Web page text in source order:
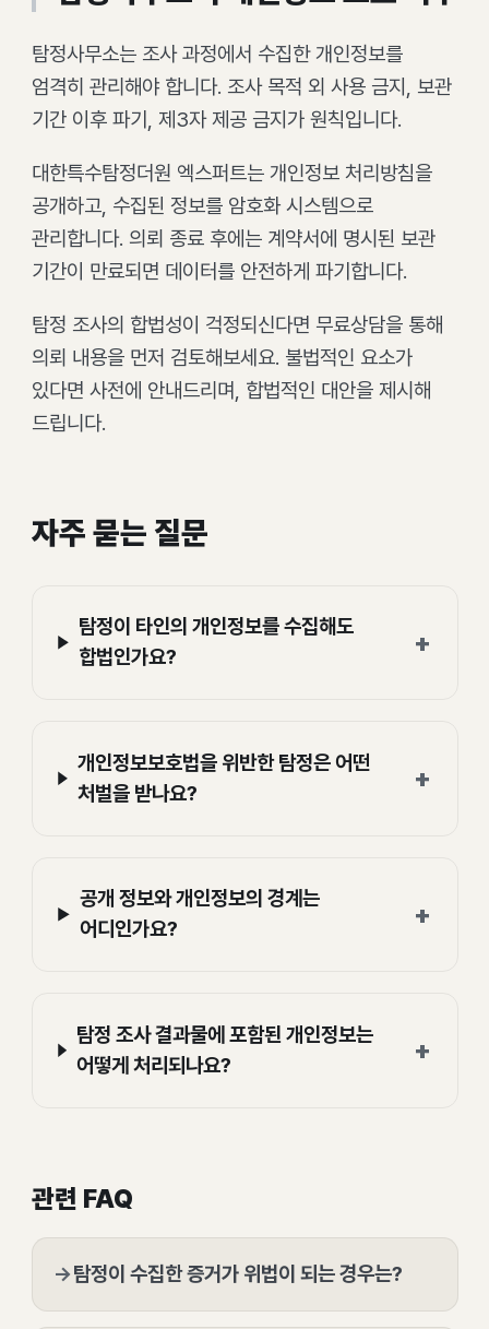
탐정사무소는 조사 과정에서 수집한 개인정보를
엄격히 관리해야 합니다. 조사 목적 외 사용 금지, 보관
기간 이후 파기, 제3자 제공 금지가 원칙입니다.
대한특수탐정더원 엑스퍼트는 개인정보 처리방침을
공개하고, 수집된 정보를 암호화 시스템으로
관리합니다. 의뢰 종료 후에는 계약서에 명시된 보관
기간이 만료되면 데이터를 안전하게 파기합니다.
탐정 조사의 합법성이 걱정되신다면 무료상담을 통해
의뢰 내용을 먼저 검토해보세요. 불법적인 요소가
있다면 사전에 안내드리며, 합법적인 대안을 제시해
드립니다.
자주 묻는 질문
탐정이 타인의 개인정보를 수집해도
합법인가요?
+
개인정보보호법을 위반한 탐정은 어떤
처벌을 받나요?
+
공개 정보와 개인정보의 경계는
어디인가요?
+
탐정 조사 결과물에 포함된 개인정보는
어떻게 처리되나요?
+
관련 FAQ
→탐정이 수집한 증거가 위법이 되는 경우는?